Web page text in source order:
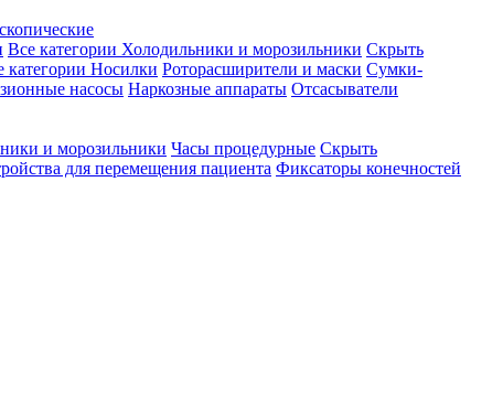
Все категории Холодильники и морозильники Скрыть
категории Носилки Роторасширители и маски Сумки-
насосы Наркозные аппараты Отсасыватели
и морозильники Часы процедурные Скрыть
для перемещения пациента Фиксаторы конечностей